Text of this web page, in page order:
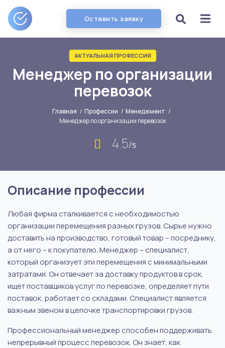
Оставить заявку
АКТУАЛЬНАЯ ПРОФЕССИЯ
Менеджер по организации
перевозок
Главная / Профессии / Менеджмент /
Менеджер по организации перевозок
4.5/5
Описание профессии
Любая фирма сталкивается с необходимостью
организации перемещения разных грузов. Сырье нужно
доставить на производство, готовый товар – посреднику,
а от него – к покупателю. Менеджер – специалист,
который организует эти перемещения с минимальными
затратами. Он отвечает за доставку продуктов в срок,
ищет поставщиков услуг по перевозке, определяет пути
поставок, работает со складами. Специалист является
важным звеном в цепочке транспортировки грузов.
Профессиональный менеджер способен поддерживать
непрерывный процесс перевозок. Он знает, как